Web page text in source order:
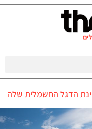
הדגל החשמלית שלה